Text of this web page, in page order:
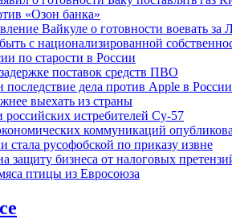
«Озон банка»
Вайкуле о готовности воевать за
с национализированной
по старости в России
поставок средств ПВО
дела против Apple в России
выехать из страны
российских истребителей Су-57
коммуникаций
стала русофобской по приказу извне
защиту бизнеса от налоговых
птицы из Евросоюза